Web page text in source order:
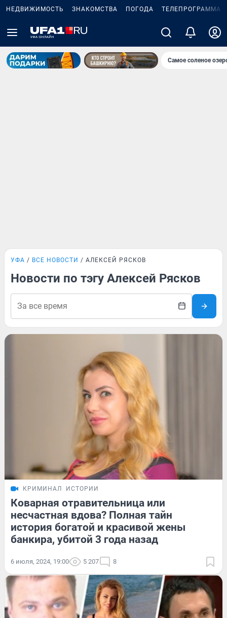
НЕДВИЖИМОСТЬ ЗНАКОМСТВА ПОГОДА ТЕЛЕПРОГРАММА
Самое соленое
УФА ВСЕ НОВОСТИ АЛЕКСЕЙ РЯСКОВ
Новости по тэгу Алексей Рясков
КРИМИНАЛ ИСТОРИИ
Коварная отравительница или
несчастная вдова? Полная тайн
история богатой и красивой жены
банкира, убитой 3 года назад
6 июля, 2024, 19:00 5 207 8